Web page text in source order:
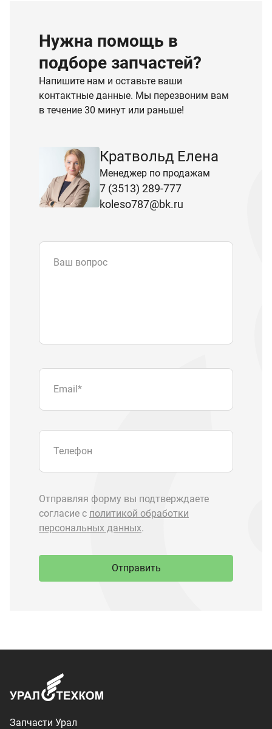
Нужна помощь в
подборе запчастей?
Напишите нам и оставьте ваши
контактные данные. Мы перезвоним вам
в течение 30 минут или раньше!
Кратвольд Елена
Менеджер по продажам
7 (3513) 289-777
koleso787@bk.ru
Ваш вопрос
Запчасти Урал
Запчасти Камаз
Спецпредложения
Доставка и оплата
utkm@mail.ru